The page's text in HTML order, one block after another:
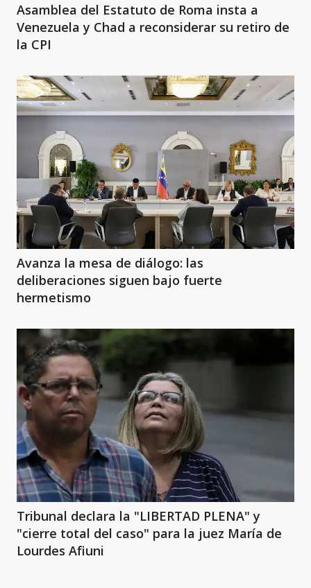
Asamblea del Estatuto de Roma insta a
Venezuela y Chad a reconsiderar su retiro de
la CPI
Avanza la mesa de diálogo: las
deliberaciones siguen bajo fuerte
hermetismo
Tribunal declara la "LIBERTAD PLENA" y
"cierre total del caso" para la juez María de
Lourdes Afiuni